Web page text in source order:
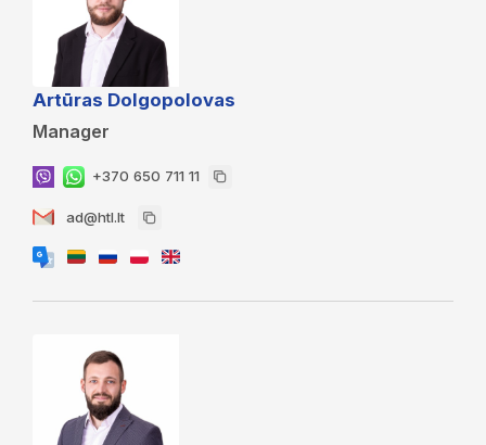
Artūras Dolgopolovas
Manager
+370 650 711 11
ad@htl.lt